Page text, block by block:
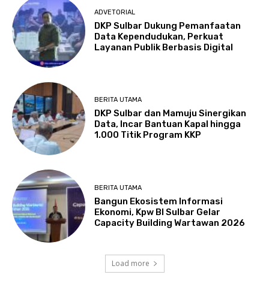
ADVETORIAL
DKP Sulbar Dukung Pemanfaatan
Data Kependudukan, Perkuat
Layanan Publik Berbasis Digital
BERITA UTAMA
DKP Sulbar dan Mamuju Sinergikan
Data, Incar Bantuan Kapal hingga
1.000 Titik Program KKP
BERITA UTAMA
Bangun Ekosistem Informasi
Ekonomi, Kpw BI Sulbar Gelar
Capacity Building Wartawan 2026
Load more